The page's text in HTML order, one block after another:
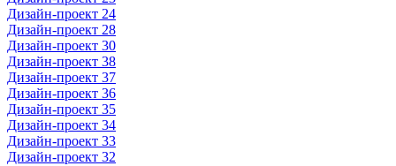
Дизайн-проект 24
Дизайн-проект 28
Дизайн-проект 30
Дизайн-проект 38
Дизайн-проект 37
Дизайн-проект 36
Дизайн-проект 35
Дизайн-проект 34
Дизайн-проект 33
Дизайн-проект 32